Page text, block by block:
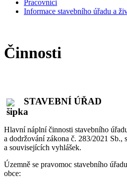
Pracovníci
Informace stavebního úřadu a
Činnosti
STAVEBNÍ ÚŘAD
Hlavní náplní činnosti stavebního
a dodržování zákona č. 283/2021 Sb.,
a souvisejících vyhlášek.
Územně se pravomoc stavebního
obce: